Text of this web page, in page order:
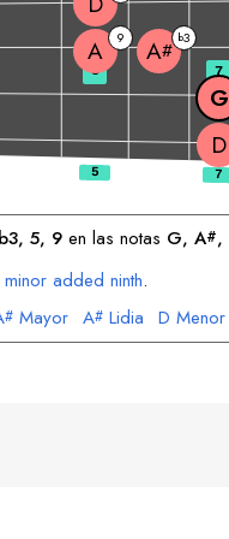
D
G
A 9 A#
b3
5 7
5, 9en las notas G, A#,
minor added ninth.
# Mayor A# Lidia D Menor